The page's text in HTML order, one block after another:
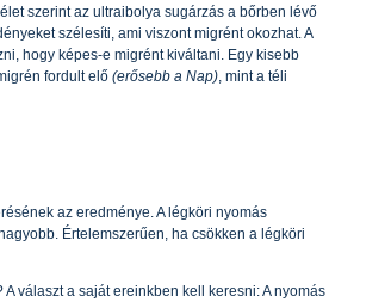
szerint az ultraibolya sugárzás a bőrben lévő
szélesíti, ami viszont migrént okozhat. A
hogy képes-e migrént kiváltani. Egy kisebb
fordult elő (erősebb a Nap) , mint a téli
az eredménye. A légköri nyomás
Értelemszerűen, ha csökken a légköri
választ a saját ereinkben kell keresni: A nyomás